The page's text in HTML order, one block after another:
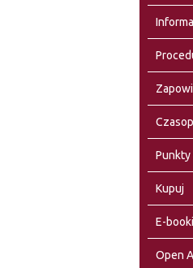
Punkty
Kupuj
E-booki
Open